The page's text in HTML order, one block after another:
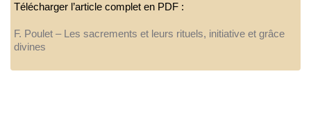
Télécharger l’article complet en PDF :
F. Poulet – Les sacrements et leurs rituels, initiative et grâce
divines